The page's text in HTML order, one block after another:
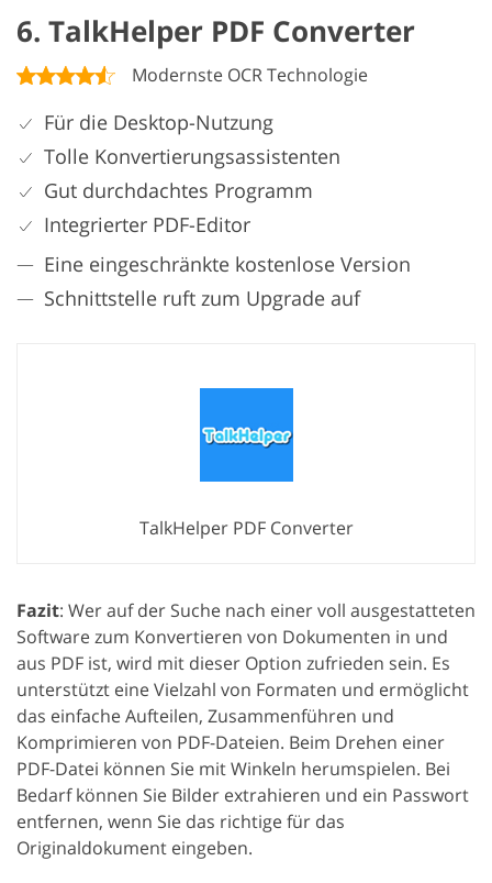
6. TalkHelper PDF Converter
Modernste OCR Technologie
Für die Desktop-Nutzung
Tolle Konvertierungsassistenten
Gut durchdachtes Programm
Integrierter PDF-Editor
Eine eingeschränkte kostenlose Version
Schnittstelle ruft zum Upgrade auf
TalkHelper PDF Converter
Fazit: Wer auf der Suche nach einer voll ausgestatteten
Software zum Konvertieren von Dokumenten in und
aus PDF ist, wird mit dieser Option zufrieden sein. Es
unterstützt eine Vielzahl von Formaten und ermöglicht
das einfache Aufteilen, Zusammenführen und
Komprimieren von PDF-Dateien. Beim Drehen einer
PDF-Datei können Sie mit Winkeln herumspielen. Bei
Bedarf können Sie Bilder extrahieren und ein Passwort
entfernen, wenn Sie das richtige für das
Originaldokument eingeben.